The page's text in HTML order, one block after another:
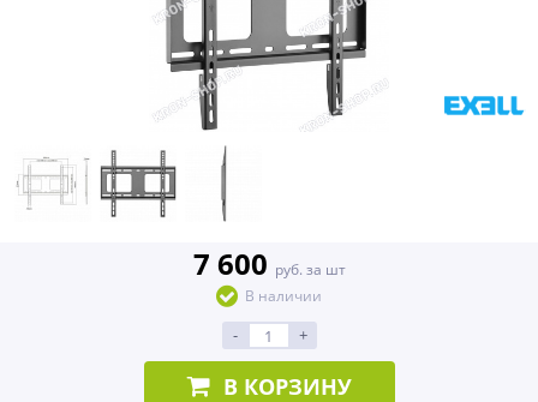
7 600 руб. за шт
В наличии
- +
В КОРЗИНУ